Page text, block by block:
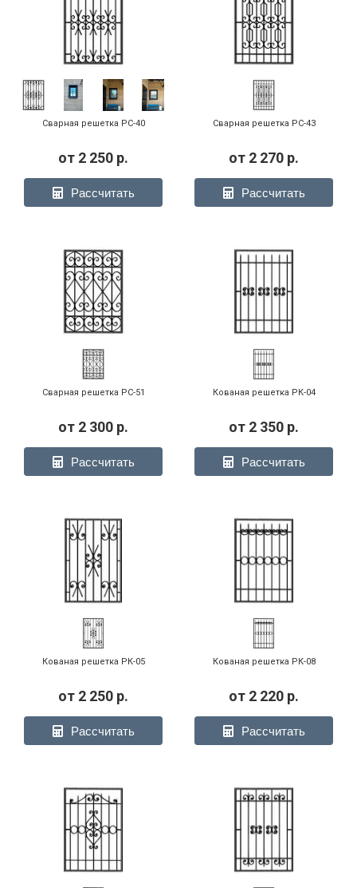
Сварная решетка РС-40
от 2 250 р.
Рассчитать
Сварная решетка РС-43
от 2 270 р.
Рассчитать
Сварная решетка РС-51
от 2 300 р.
Рассчитать
Кованая решетка РК-04
от 2 350 р.
Рассчитать
Кованая решетка РК-05
от 2 250 р.
Рассчитать
Кованая решетка РК-08
от 2 220 р.
Рассчитать